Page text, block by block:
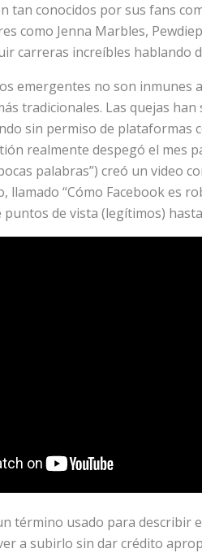
tan conocidos por sus fans
como Jenna Marbles,
carreras increíbles hablando
emergentes no son inmunes
tradicionales. Las quejas
sin permiso de plataformas
realmente despegó el mes
palabras”) creó un video
llamado “Cómo Facebook es
puntos de vista (legítimos)
término usado para
a subirlo sin dar crédito